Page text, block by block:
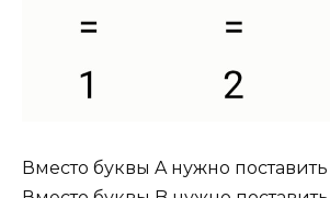
Вместо буквы A нужно поставить